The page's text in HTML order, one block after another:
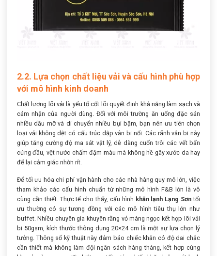
2.2. Lựa chọn chất liệu vải và cấu hình phù hợp
với mô hình kinh doanh
Chất lượng lõi vải là yếu tố cốt lõi quyết định khả năng làm sạch và
cảm nhận của người dùng. Đối với môi trường ăn uống đặc sản
nhiều dầu mỡ và di chuyển nhiều bụi bặm, bạn nên ưu tiên chọn
loại vải không dệt có cấu trúc dập vân bi nổi. Các rãnh vân bi này
giúp tăng cường độ ma sát vật lý, dễ dàng cuốn trôi các vết bẩn
cứng đầu, vệt nước chấm đậm màu mà không hề gây xước da hay
để lại cảm giác nhờn rít.
Để tối ưu hóa chi phí vận hành cho các nhà hàng quy mô lớn, việc
tham khảo các cấu hình chuẩn từ những mô hình F&B lớn là vô
cùng cần thiết. Thực tế cho thấy, cấu hình khăn lạnh Lạng Sơn tối
ưu thường có sự tương đồng với các mô hình tiêu thụ lớn như
buffet. Nhiều chuyên gia khuyên rằng vỏ màng ngọc kết hợp lõi vải
bi 50gsm, kích thước thông dụng 20×24 cm là một sự lựa chọn lý
tưởng. Thông số kỹ thuật này đảm bảo chiếc khăn có độ dai chắc
cần thiết mà không làm đội ngân sách hàng tháng, kết hợp cùng